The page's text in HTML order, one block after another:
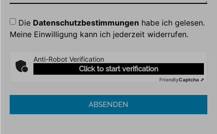
Die Datenschutzbestimmungen habe ich gelesen.
Meine Einwilligung kann ich jederzeit widerrufen.
Anti-Robot Verification
Click to start verification
FriendlyCaptcha ⇗
ABSENDEN